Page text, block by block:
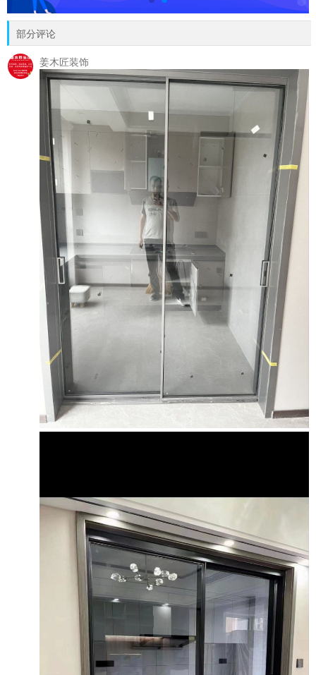
部分评论
姜木匠装饰